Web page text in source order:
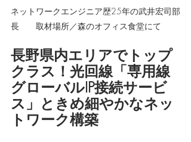
ネットワークエンジニア歴25年の武井宏司部
長　　取材場所／森のオフィス食堂にて
長野県内エリアでトップ
クラス！光回線「専用線
グローバルIP接続サービ
ス」ときめ細やかなネッ
トワーク構築